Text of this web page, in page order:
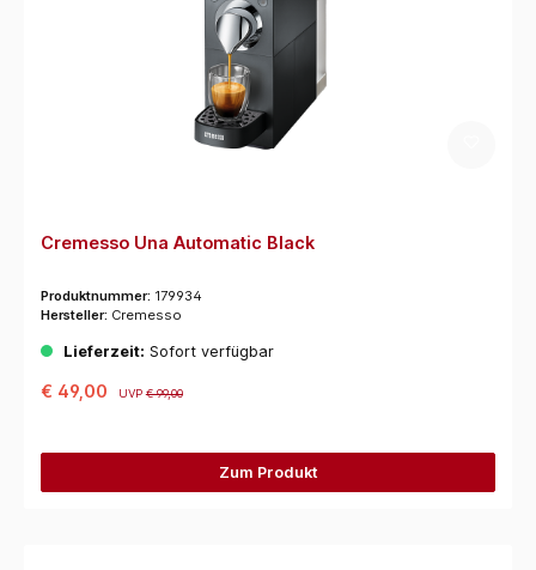
Cremesso Una Automatic Black
Produktnummer: 179934
Hersteller: Cremesso
Lieferzeit: Sofort verfügbar
€ 49,00 UVP€ 99,00
Zum Produkt